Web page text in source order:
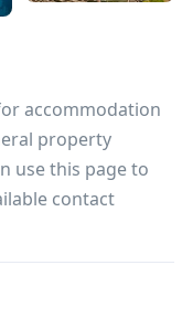
accommodation
property
use this page to
contact